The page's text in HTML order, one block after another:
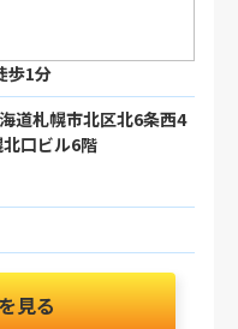
歩1分
道札幌市北区北6条西4
口ビル6階
見る